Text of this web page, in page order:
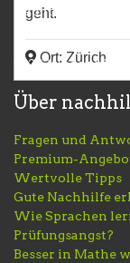
geht.
Ort: Zürich
Nachhilfelehrer.
© 2026 nachhilf.ch
Über
Fragen und
Premium-
Wertvolle Tipps
Gute Nachhilfe
Wie Sprachen
Prüfungsangst?
Besser in Mathe